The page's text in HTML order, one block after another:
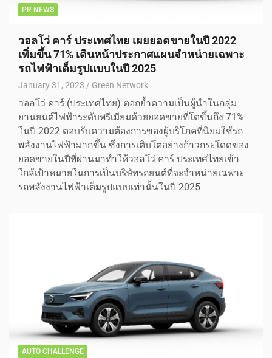
PR NEWS
วอลโว่ คาร์ ประเทศไทย เผยยอดขายในปี 2022
เพิ่มขึ้น 71% เดินหน้าประกาศแผนจำหน่ายเฉพาะ
รถไฟฟ้าเต็มรูปแบบในปี 2025
January 31, 2023 Green Network
วอลโว่ คาร์ (ประเทศไทย) ตอกย้ำความเป็นผู้นำในกลุ่ม
ยานยนต์ไฟฟ้าระดับพรีเมียมด้วยยอดขายที่โตขึ้นถึง 71%
ในปี 2022 ตอบรับความต้องการของผู้บริโภคที่นิยมใช้รถ
พลังงานไฟฟ้ามากขึ้น ซึ่งการเติบโตอย่างก้าวกระโดดของ
ยอดขายในปีที่ผ่านมาทำให้วอลโว่ คาร์ ประเทศไทยเข้า
ใกล้เป้าหมายในการเป็นบริษัทรถยนต์ที่จะจำหน่ายเฉพาะ
รถพลังงานไฟฟ้าเต็มรูปแบบเท่านั้นในปี 2025
AUTO CHALLENGE